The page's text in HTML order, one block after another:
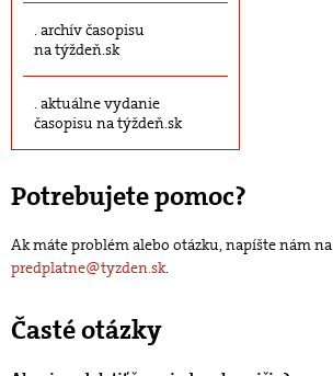
archív časopisu
na týždeň.sk
aktuálne vydanie
časopisu na týždeň.sk
Potrebujete pomoc?
Ak máte problém alebo otázku, napíšte nám na
predplatne@tyzden.sk.
Časté otázky